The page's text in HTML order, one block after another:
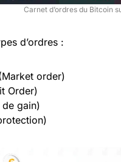
Carnet d’ordres du Bitcoin
d’ordres :
order)
Order)
gain)